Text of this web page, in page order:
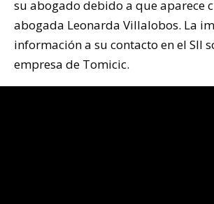
su abogado debido a que aparece
abogada Leonarda Villalobos. La
información a su contacto en el SII
empresa de Tomicic.